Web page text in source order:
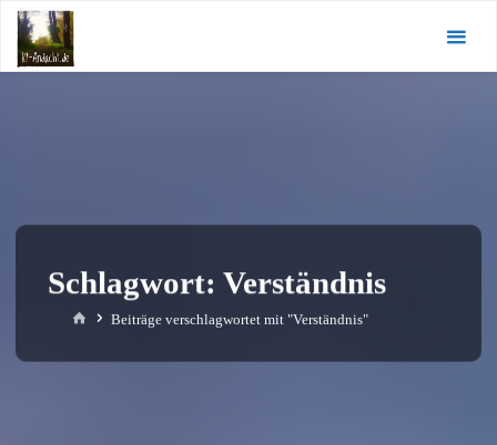
Zum
Inhalt
springen
Schlagwort:Verständnis
StartBeiträge verschlagwortet mit "Verständnis"